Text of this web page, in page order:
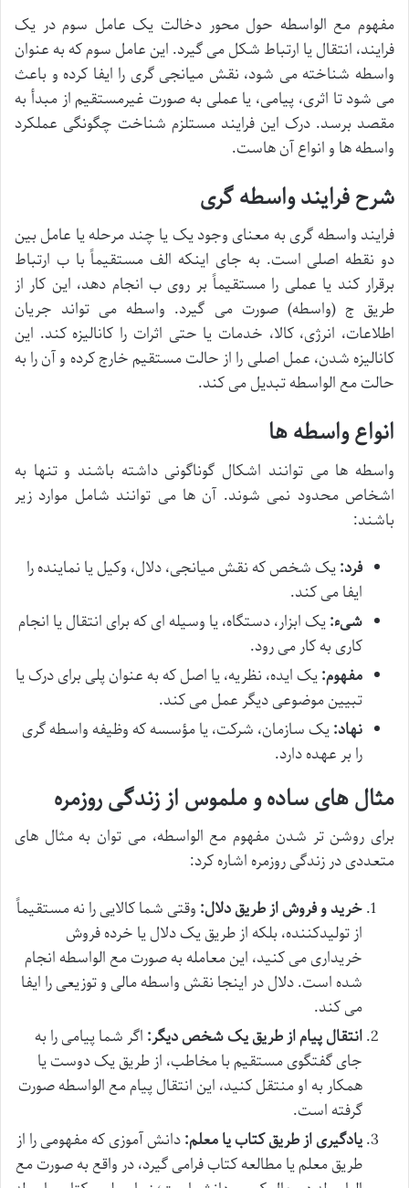
مفهوم مع الواسطه حول محور دخالت یک عامل سوم در یک
فرایند، انتقال یا ارتباط شکل می گیرد. این عامل سوم که به عنوان
واسطه شناخته می شود، نقش میانجی گری را ایفا کرده و باعث
می شود تا اثری، پیامی، یا عملی به صورت غیرمستقیم از مبدأ به
مقصد برسد. درک این فرایند مستلزم شناخت چگونگی عملکرد
واسطه ها و انواع آن هاست.
شرح فرایند واسطه گری
فرایند واسطه گری به معنای وجود یک یا چند مرحله یا عامل بین
دو نقطه اصلی است. به جای اینکه الف مستقیماً با ب ارتباط
برقرار کند یا عملی را مستقیماً بر روی ب انجام دهد، این کار از
طریق ج (واسطه) صورت می گیرد. واسطه می تواند جریان
اطلاعات، انرژی، کالا، خدمات یا حتی اثرات را کانالیزه کند. این
کانالیزه شدن، عمل اصلی را از حالت مستقیم خارج کرده و آن را به
حالت مع الواسطه تبدیل می کند.
انواع واسطه ها
واسطه ها می توانند اشکال گوناگونی داشته باشند و تنها به
اشخاص محدود نمی شوند. آن ها می توانند شامل موارد زیر
باشند:
فرد:یک شخص که نقش میانجی، دلال، وکیل یا نماینده را
ایفا می کند.
شیء:یک ابزار، دستگاه، یا وسیله ای که برای انتقال یا انجام
کاری به کار می رود.
مفهوم:یک ایده، نظریه، یا اصل که به عنوان پلی برای درک یا
تبیین موضوعی دیگر عمل می کند.
نهاد:یک سازمان، شرکت، یا مؤسسه که وظیفه واسطه گری
را بر عهده دارد.
مثال های ساده و ملموس از زندگی روزمره
برای روشن تر شدن مفهوم مع الواسطه، می توان به مثال های
متعددی در زندگی روزمره اشاره کرد:
خرید و فروش از طریق دلال: وقتی شما کالایی را نه مستقیماً
از تولیدکننده، بلکه از طریق یک دلال یا خرده فروش
خریداری می کنید، این معامله به صورت مع الواسطه انجام
شده است. دلال در اینجا نقش واسطه مالی و توزیعی را ایفا
می کند.
انتقال پیام از طریق یک شخص دیگر: اگر شما پیامی را به
جای گفتگوی مستقیم با مخاطب، از طریق یک دوست یا
همکار به او منتقل کنید، این انتقال پیام مع الواسطه صورت
گرفته است.
یادگیری از طریق کتاب یا معلم:دانش آموزی که مفهومی را از
طریق معلم یا مطالعه کتاب فرامی گیرد، در واقع به صورت مع